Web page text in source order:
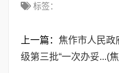
标签：
上一篇： 焦作市人民政
级第三批“一次办妥...(